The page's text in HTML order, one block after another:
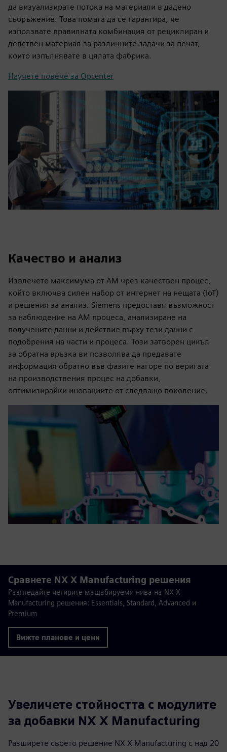
да визуализирате потока на материали в дадено
съоръжение. Това помага да се гарантира, че
използвате правилната комбинация от рециклиран и
девствен материал за различните задачи за печат,
които изпълнявате в цялата фабрика.
Научете повече за Opcenter
Качество и анализ
Извлечете максимума от AM чрез качествен процес,
който включва силен набор от интернет на нещата (IoT)
и решения за анализ. Siemens предоставя възможност
за наблюдение на AM процеса, анализиране на
получените данни и действие върху тези данни с
подобрения на части и процеса. Този затворен цикъл
за обратна връзка ви позволява да предавате
информация обратно във фазите нагоре по веригата
на производствения процес на добавки,
оптимизирайки иновациите от следващо поколение.
Сравнете NX X Manufacturing решения
Разгледайте четирите мащабируеми нива на NX X
Manufacturing решения: Essentials, Standard, Advanced и
Premium
Вижте планове и цени
Увеличете стойността с модулите
за добавки NX X Manufacturing
Разширете своето решение NX X Manufacturing с над 20